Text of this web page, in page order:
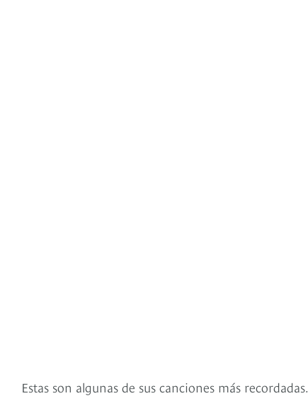
Estas son algunas de sus canciones más recordadas.